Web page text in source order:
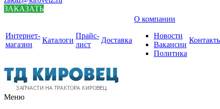
ЗАКАЗАТЬ
Интернет-
магазин
Каталоги
Прайс-
лист
Доставка
О компании
Новости
Вакансии
Политика
Меню